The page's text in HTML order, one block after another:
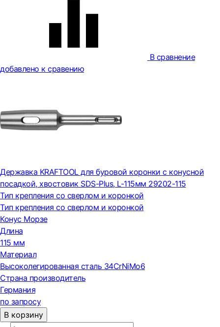
В сравнение
добавлено к сравению
Державка KRAFTOOL для буровой коронки с конусной
посадкой, хвостовик SDS-Plus, L-115мм 29202-115
Тип крепления со сверлом и коронкой
Тип крепления со сверлом и коронкой
Конус Морзе
Длина
115 мм
Материал
Высоколегированная сталь 34CrNiMo6
Страна производитель
Германия
по запросу
В корзину